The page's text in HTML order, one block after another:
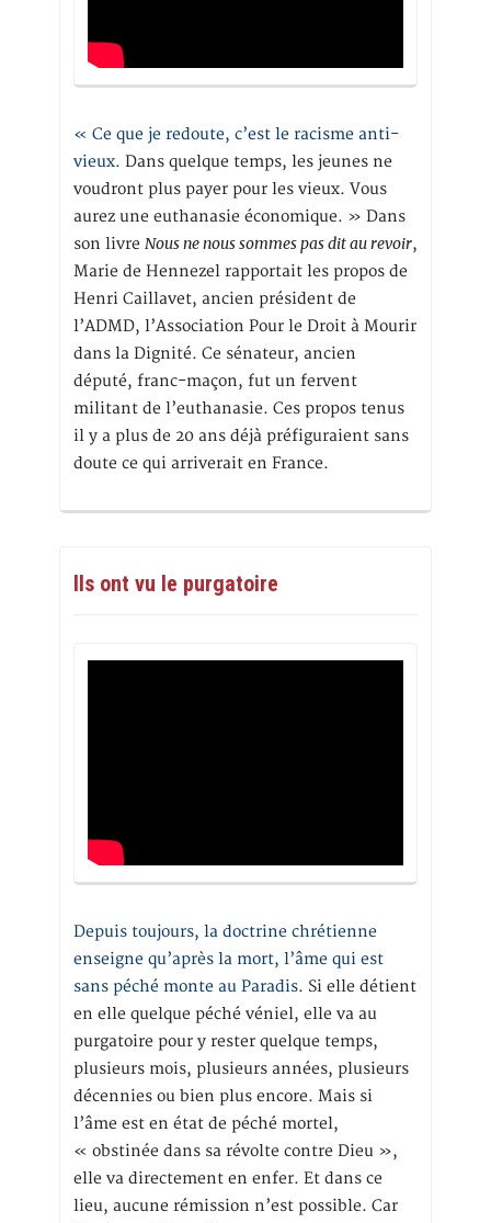
« Ce que je redoute, c’est le racisme anti-
vieux. Dans quelque temps, les jeunes ne
voudront plus payer pour les vieux. Vous
aurez une euthanasie économique. » Dans
son livre Nous ne nous sommes pas dit au revoir,
Marie de Hennezel rapportait les propos de
Henri Caillavet, ancien président de
l’ADMD, l’Association Pour le Droit à Mourir
dans la Dignité. Ce sénateur, ancien
député, franc-maçon, fut un fervent
militant de l’euthanasie. Ces propos tenus
il y a plus de 20 ans déjà préfiguraient sans
doute ce qui arriverait en France.
Ils ont vu le purgatoire
Depuis toujours, la doctrine chrétienne
enseigne qu’après la mort, l’âme qui est
sans péché monte au Paradis. Si elle détient
en elle quelque péché véniel, elle va au
purgatoire pour y rester quelque temps,
plusieurs mois, plusieurs années, plusieurs
décennies ou bien plus encore. Mais si
l’âme est en état de péché mortel,
« obstinée dans sa révolte contre Dieu »,
elle va directement en enfer. Et dans ce
lieu, aucune rémission n’est possible. Car